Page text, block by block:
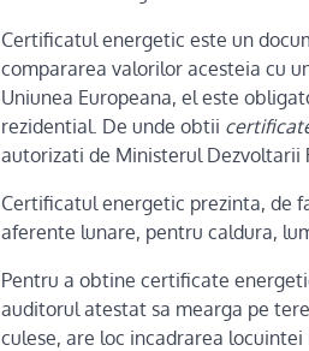
Certificatul energetic este un
compararea valorilor acesteia cu
Uniunea Europeana, el este
rezidential. De unde obtii
autorizati de Ministerul Dezvoltarii
Certificatul energetic prezinta, de
aferente lunare, pentru caldura,
Pentru a obtine certificate
auditorul atestat sa mearga pe
culese, are loc incadrarea